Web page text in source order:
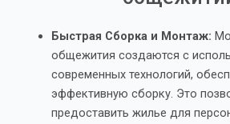
Быстрая Сборка и Монтаж:
общежития создаются с
современных технологий,
эффективную сборку. Это
предоставить жилье для